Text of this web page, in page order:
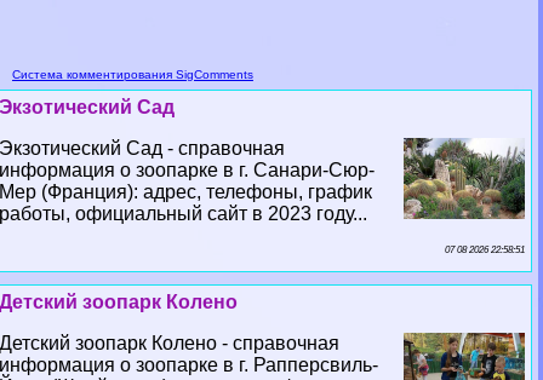
Система комментирования SigComments
Экзотический Сад
Экзотический Сад - справочная
информация о зоопарке в г. Санари-Сюр-
Мер (Франция): адрес, телефоны, график
работы, официальный сайт в 2023 году...
07 08 2026 22:58:51
Детский зоопарк Колено
Детский зоопарк Колено - справочная
информация о зоопарке в г. Рапперсвиль-